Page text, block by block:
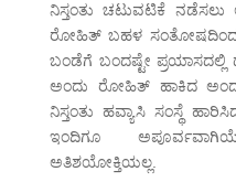
ನಿಸ್ತಂತು ಚಟುವಟಿಕೆ ನಡೆಸಲು
ರೋಹಿತ್ ಬಹಳ
ಬಂಡೆಗೆ ಬಂದಷ್ಟೇ
ಅಂದು ರೋಹಿತ್ ಹಾಕಿದ
ನಿಸ್ತಂತು ಹವ್ಯಾಸಿ ಸಂಸ್ಥೆ
ಇಂದಿಗೂ
ಅತಿಶಯೋಕ್ತಿಯಲ್ಲ.